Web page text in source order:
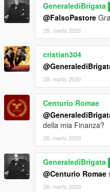
GeneralediBrigata
@FalsoPastore
28. marts 2020
cristian304
28. marts 2020
Centurio Romae
della mia Finanza?
28. marts 2020
GeneralediBrigata
@Centurio Romae
28. marts 2020